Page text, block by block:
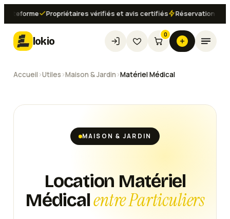
Propriétaires vérifiés et avis certifiés Réservation
lokio
0
Accueil ›Utiles ›Maison & Jardin ›Matériel Médical
MAISON & JARDIN
Location Matériel
Médicalentre Particuliers